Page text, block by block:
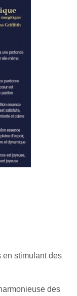
en stimulant des
des